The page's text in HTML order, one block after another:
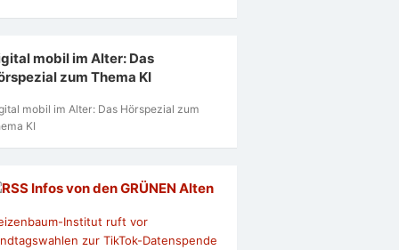
mobil im Alter: Das
zum Thema KI
mobil im Alter: Das Hörspezial zum
KI
Infos von den GRÜNEN Alten
Institut ruft vor
zur TikTok-Datenspende